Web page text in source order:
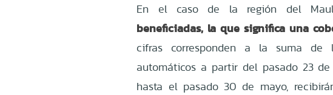
En el caso de la región del
beneficiadas, la que significa una
cifras corresponden a la suma de
automáticos a partir del pasado 23
hasta el pasado 30 de mayo,